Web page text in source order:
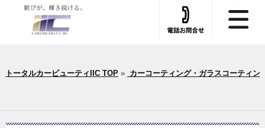
トータルカービューティIIC TOP» カーコーティング・ガラスコーティン